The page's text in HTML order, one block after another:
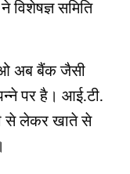
विशेषज्ञ समिति
अब बैंक जैसी
पर है। आई.टी.
से लेकर खाते से